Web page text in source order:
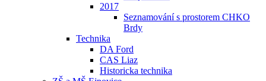
2017
Seznamování s prostorem CHKO
Brdy
Technika
DA Ford
CAS Liaz
Historicka technika